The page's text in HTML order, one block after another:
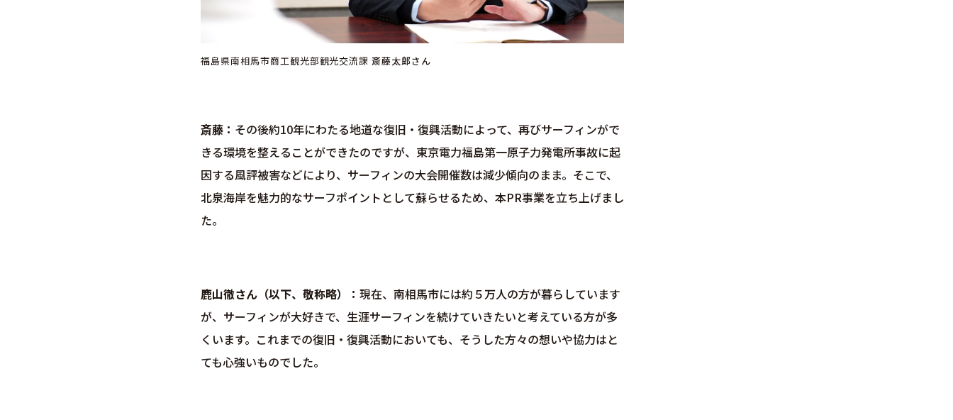
福島県南相馬市商工観光部観光交流課 斎藤太郎さん
斎藤
その後約10年にわたる地道な復旧・復興活動によって、再びサーフィンがで
きる環境を整えることができたのですが、東京電力福島第一原子力発電所事故に起
因する風評被害などにより、サーフィンの大会開催数は減少傾向のまま。そこで、
北泉海岸を魅力的なサーフポイントとして蘇らせるため、本PR事業を立ち上げまし
た。
鹿山徹さん（以下、敬称略）
現在、南相馬市には約５万人の方が暮らしています
が、サーフィンが大好きで、生涯サーフィンを続けていきたいと考えている方が多
くいます。これまでの復旧・復興活動においても、そうした方々の想いや協力はと
ても心強いものでした。